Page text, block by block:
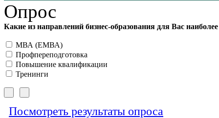
Опрос
Какие из направлений бизнес-образования для Вас
МВА (ЕМВА)
Профпереподготовка
Повышение квалификации
Тренинги
Посмотреть результаты опроса